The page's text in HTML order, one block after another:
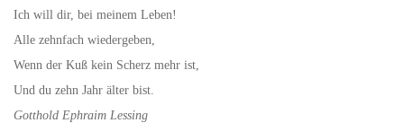
Ich will dir, bei meinem Leben!
Alle zehnfach wiedergeben,
Wenn der Kuß kein Scherz mehr ist,
Und du zehn Jahr älter bist.
Gotthold Ephraim Lessing